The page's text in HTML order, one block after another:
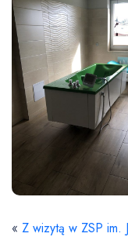
« Z wizytą w ZSP im.